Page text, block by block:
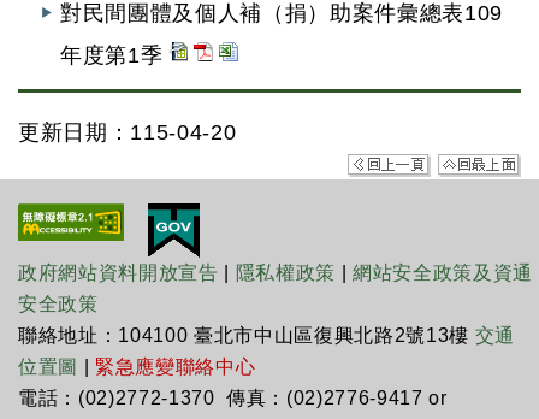
對民間團體及個人補（捐）助案件彙總表109
年度第1季
更新日期：115-04-20
政府網站資料開放宣告 隱私權政策 |網站安全政策及資通
安全政策
聯絡地址：104100 臺北市中山區復興北路2號13樓 交通
位置圖
緊急應變聯絡中心
電話：(02)2772-1370 傳真：(02)2776-9417 or